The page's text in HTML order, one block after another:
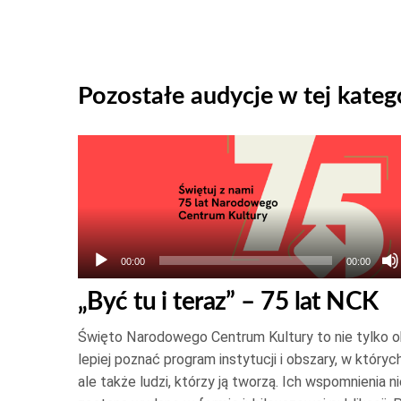
Pozostałe audycje w tej
00:00 00:00
„Być tu i teraz” – 75 lat NCK
Święto Narodowego Centrum Kultury to nie tylko
lepiej poznać program instytucji i obszary, w
ale także ludzi, którzy ją tworzą. Ich wspomnienia